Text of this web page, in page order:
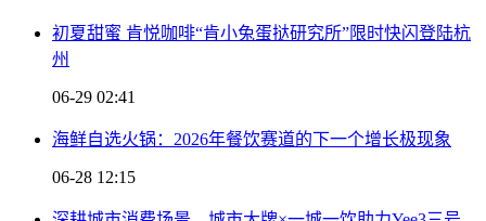
初夏甜蜜 肯悦咖啡“肯小兔蛋挞研究所”限时快闪登陆杭
州
06-29 02:41
海鲜自选火锅：2026年餐饮赛道的下一个增长极现象
06-28 12:15